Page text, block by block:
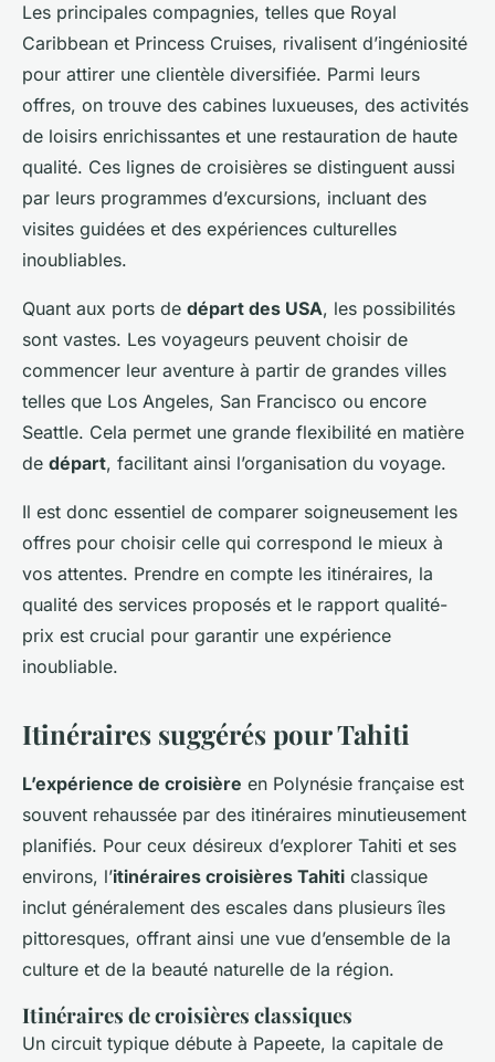
Les principales compagnies, telles que Royal
Caribbean et Princess Cruises, rivalisent d’ingéniosité
pour attirer une clientèle diversifiée. Parmi leurs
offres, on trouve des cabines luxueuses, des activités
de loisirs enrichissantes et une restauration de haute
qualité. Ces lignes de croisières se distinguent aussi
par leurs programmes d’excursions, incluant des
visites guidées et des expériences culturelles
inoubliables.
Quant aux ports de départ des USA, les possibilités
sont vastes. Les voyageurs peuvent choisir de
commencer leur aventure à partir de grandes villes
telles que Los Angeles, San Francisco ou encore
Seattle. Cela permet une grande flexibilité en matière
de départ, facilitant ainsi l’organisation du voyage.
Il est donc essentiel de comparer soigneusement les
offres pour choisir celle qui correspond le mieux à
vos attentes. Prendre en compte les itinéraires, la
qualité des services proposés et le rapport qualité-
prix est crucial pour garantir une expérience
inoubliable.
Itinéraires suggérés pour Tahiti
L’expérience de croisière en Polynésie française est
souvent rehaussée par des itinéraires minutieusement
planifiés. Pour ceux désireux d’explorer Tahiti et ses
environs, l’itinéraires croisières Tahiti classique
inclut généralement des escales dans plusieurs îles
pittoresques, offrant ainsi une vue d’ensemble de la
culture et de la beauté naturelle de la région.
Itinéraires de croisières classiques
Un circuit typique débute à Papeete, la capitale de